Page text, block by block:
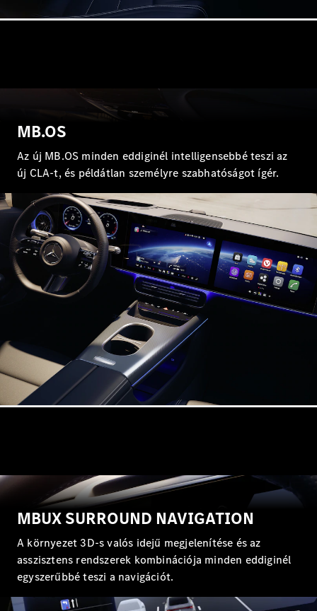
G-
Konfigurátor
Bemutatóterem
T-modell
Összes T-
modell
CLA
Shooting
Brake
Új
C-osztály T-
Modell
C-osztály
All-Terrain
Konfigurátor
Online
Bemutatóterem
Kompakt
MB.OS
Az új MB.OS minden eddiginél intelligensebbé teszi az
új CLA-t, és példátlan személyre szabhatóságot ígér.
MBUX SURROUND NAVIGATION
A környezet 3D-s valós idejű megjelenítése és az
asszisztens rendszerek kombinációja minden eddiginél
egyszerűbbé teszi a navigációt.